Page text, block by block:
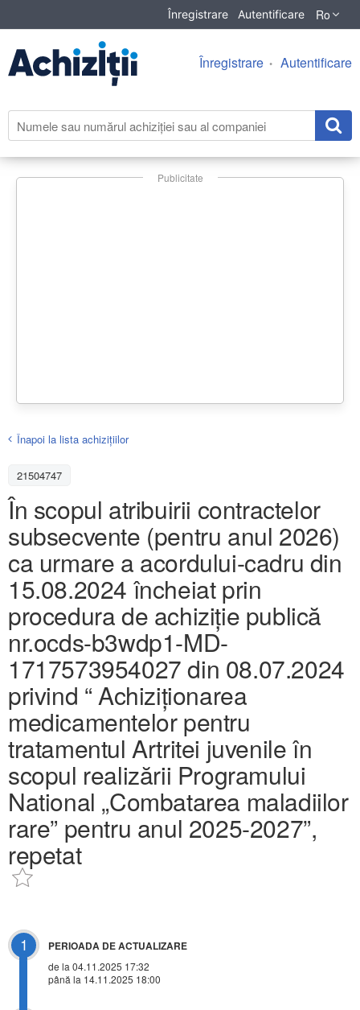
Înregistrare Autentificare Ro
Înregistrare Autentificare
Publicitate
Înapoi la lista achiziţiilor
21504747
În scopul atribuirii contractelor
subsecvente (pentru anul 2026)
ca urmare a acordului-cadru din
15.08.2024 încheiat prin
procedura de achiziție publică
nr.ocds-b3wdp1-MD-
1717573954027 din 08.07.2024
privind “ Achiziţionarea
medicamentelor pentru
tratamentul Artritei juvenile în
scopul realizării Programului
National „Combatarea maladiilor
rare” pentru anul 2025-2027”,
repetat
1 PERIOADA DE ACTUALIZARE
de la 04.11.2025 17:32
până la 14.11.2025 18:00